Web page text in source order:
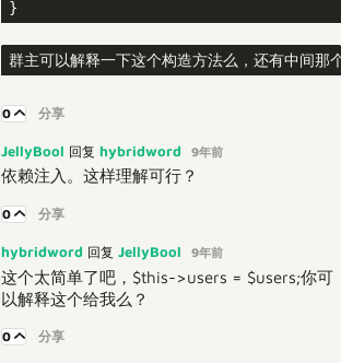
群主可以解释一下这个构造方法么，还有中间那
0 分享
JellyBool 回复 hybridword 9年前
依赖注入。这样理解可行？
0 分享
hybridword 回复 JellyBool 9年前
这个太简单了吧，$this->users = $users;你可
以解释这个给我么？
0 分享